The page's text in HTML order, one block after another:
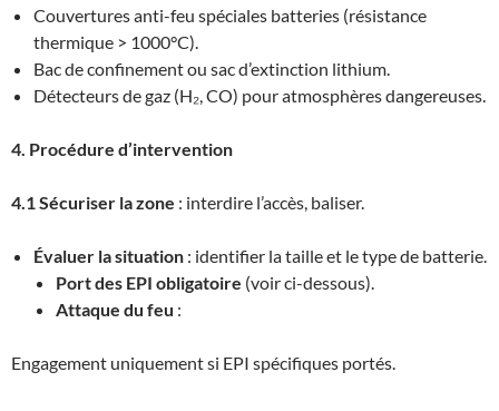
Couvertures anti-feu spéciales batteries (résistance
thermique > 1000°C).
Bac de confinement ou sac d’extinction lithium.
Détecteurs de gaz (H₂, CO) pour atmosphères dangereuses.
4. Procédure d’intervention
4.1 Sécuriser la zone : interdire l’accès, baliser.
Évaluer la situation : identifier la taille et le type de batterie.
Port des EPI obligatoire (voir ci-dessous).
Attaque du feu :
Engagement uniquement si EPI spécifiques portés.